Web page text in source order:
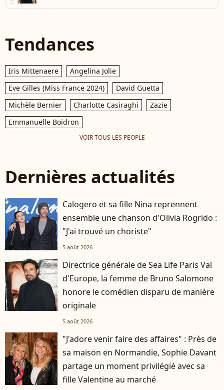
Tendances
Iris Mittenaere
Angelina Jolie
Eve Gilles (Miss France 2024)
David Guetta
Michèle Bernier
Charlotte Casiraghi
Zazie
Emmanuelle Boidron
VOIR TOUS LES PEOPLE
Dernières actualités
Calogero et sa fille Nina reprennent
ensemble une chanson d'Olivia Rogrido :
"J'ai trouvé un choriste"
5 août 2026
Directrice générale de Sea Life Paris Val
d'Europe, la femme de Bruno Salomone
honore le comédien disparu de manière
originale
5 août 2026
"J'adore venir faire des affaires" : Près de
sa maison en Normandie, Sophie Davant
partage un moment privilégié avec sa
fille Valentine au marché